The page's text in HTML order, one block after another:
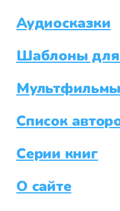
Аудиосказки
Шаблоны для
Мультфильмы
Список
Серии книг
О сайте